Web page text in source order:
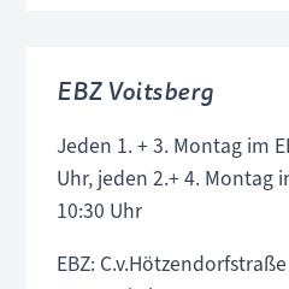
EBZ Voitsberg
Jeden 1. + 3. Montag im
Uhr, jeden 2.+ 4. Montag
10:30 Uhr
EBZ: